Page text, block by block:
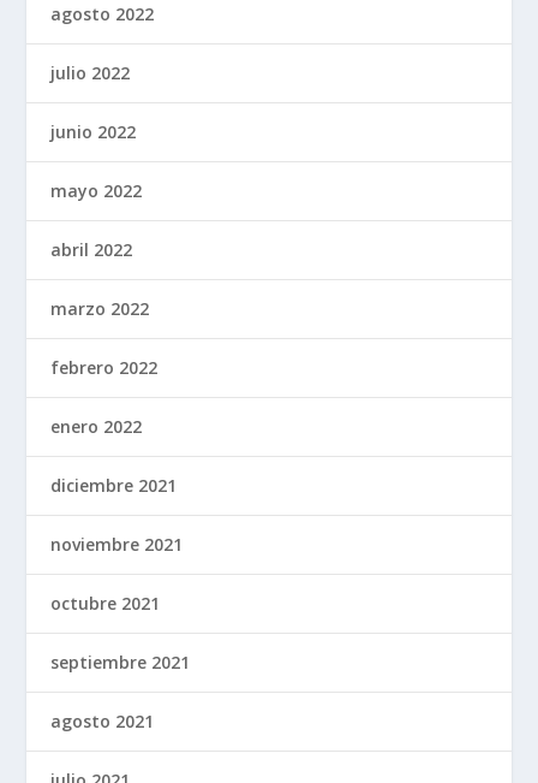
agosto 2022
julio 2022
junio 2022
mayo 2022
abril 2022
marzo 2022
febrero 2022
enero 2022
diciembre 2021
noviembre 2021
octubre 2021
septiembre 2021
agosto 2021